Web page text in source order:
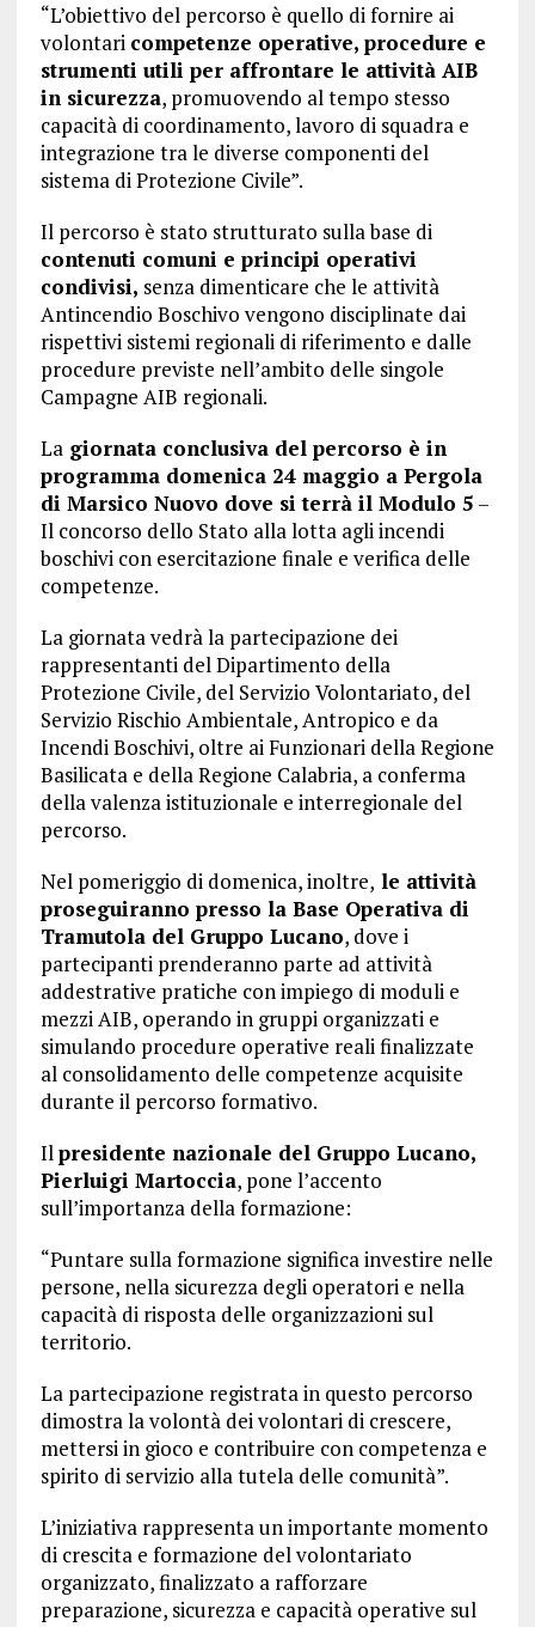
“L’obiettivo del percorso è quello di fornire ai
volontari competenze operative, procedure e
strumenti utili per affrontare le attività AIB
in sicurezza, promuovendo al tempo stesso
capacità di coordinamento, lavoro di squadra e
integrazione tra le diverse componenti del
sistema di Protezione Civile”.
Il percorso è stato strutturato sulla base di
contenuti comuni e principi operativi
condivisi, senza dimenticare che le attività
Antincendio Boschivo vengono disciplinate dai
rispettivi sistemi regionali di riferimento e dalle
procedure previste nell’ambito delle singole
Campagne AIB regionali.
Lagiornata conclusiva del percorso è in
programma domenica 24 maggio a Pergola
di Marsico Nuovo dove si terrà il Modulo 5 –
Il concorso dello Stato alla lotta agli incendi
boschivi con esercitazione finale e verifica delle
competenze.
La giornata vedrà la partecipazione dei
rappresentanti del Dipartimento della
Protezione Civile, del Servizio Volontariato, del
Servizio Rischio Ambientale, Antropico e da
Incendi Boschivi, oltre ai Funzionari della Regione
Basilicata e della Regione Calabria, a conferma
della valenza istituzionale e interregionale del
percorso.
Nel pomeriggio di domenica, inoltre, le attività
proseguiranno presso la Base Operativa di
Tramutola del Gruppo Lucano, dove i
partecipanti prenderanno parte ad attività
addestrative pratiche con impiego di moduli e
mezzi AIB, operando in gruppi organizzati e
simulando procedure operative reali finalizzate
al consolidamento delle competenze acquisite
durante il percorso formativo.
Ilpresidente nazionale del Gruppo Lucano,
Pierluigi Martoccia, pone l’accento
sull’importanza della formazione:
“Puntare sulla formazione significa investire nelle
persone, nella sicurezza degli operatori e nella
capacità di risposta delle organizzazioni sul
territorio.
La partecipazione registrata in questo percorso
dimostra la volontà dei volontari di crescere,
mettersi in gioco e contribuire con competenza e
spirito di servizio alla tutela delle comunità”.
L’iniziativa rappresenta un importante momento
di crescita e formazione del volontariato
organizzato, finalizzato a rafforzare
preparazione, sicurezza e capacità operative sul